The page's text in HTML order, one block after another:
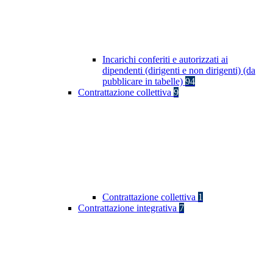
Incarichi conferiti e autorizzati ai
dipendenti (dirigenti e non dirigenti) (da
pubblicare in tabelle) 94
Contrattazione collettiva 9
Contrattazione collettiva 1
Contrattazione integrativa 7